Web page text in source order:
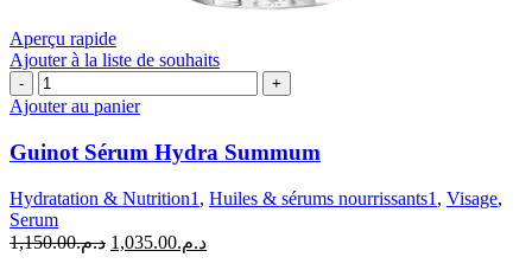
Aperçu rapide
Ajouter à la liste de souhaits
quantité
de
Sérum
Hydra
Ajouter au panier
Guinot Sérum Hydra Summum
Hydratation & Nutrition1 , Huiles & sérums nourrissants1 , Visage,
Serum
د.م.1,150.00
Le
د.م.1,035.00
Le